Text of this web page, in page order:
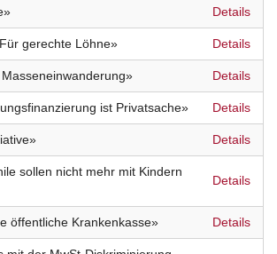
Details
gerechte Löhne» Details
Details
ist Privatsache» Details
Details
sollen nicht mehr mit Kindern
Details
öffentliche Krankenkasse» Details